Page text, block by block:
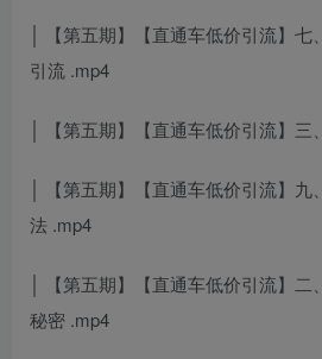
│ 【第五期】【直通车低价引流】七
引流 .mp4
│ 【第五期】【直通车低价引流】三
│ 【第五期】【直通车低价引流】九
法 .mp4
│ 【第五期】【直通车低价引流】二
秘密 .mp4